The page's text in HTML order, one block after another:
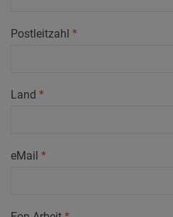
Postleitzahl *
Land *
eMail *